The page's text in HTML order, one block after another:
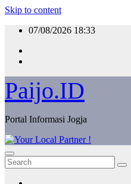
Skip to content
07/08/2026 18:33
Paijo.ID
Portal Informasi Jogja